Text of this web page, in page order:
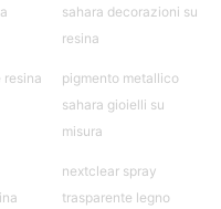
Stampi silicone
Stampi per
candele in silicone
in silicone Stampi
Stampi in
di silicone per
per candele Stampi
sahara decorazioni su
resina
resina
pigmento metallico
sahara gioielli su
misura
nextclear spray
trasparente legno